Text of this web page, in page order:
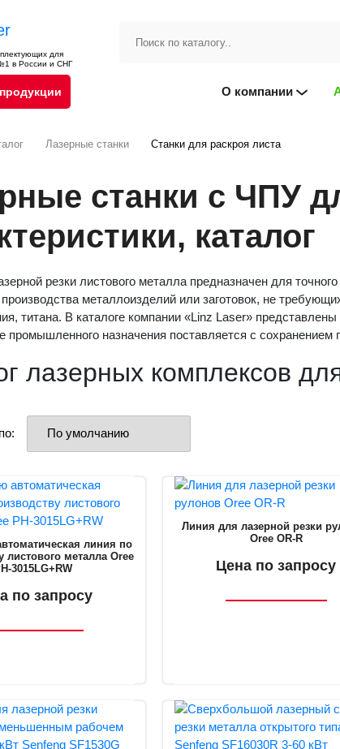
для
в России и СНГ
О компании
Лазерные станки Станки для раскроя листа
станки с ЧПУ
каталог
резки листового металла предназначен для
металлоизделий или заготовок, не
титана. В каталоге компании «Linz Laser»
промышленного назначения поставляется с сохранением
лазерных комплексов
линия по
листового металла Oree
3015LG+RW
по запросу
Линия для лазерной резки
Oree OR-R
Цена по запросу